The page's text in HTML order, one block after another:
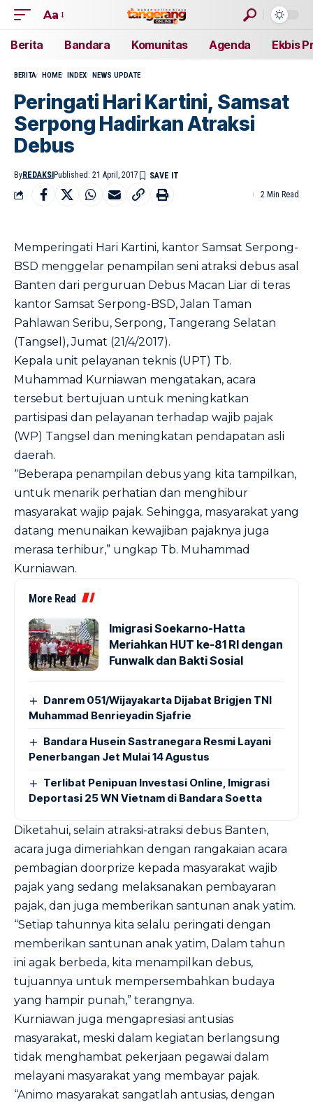
Aa
Berita Bandara Komunitas Agenda Ekbis
BERITA HOME INDEX NEWS UPDATE
Peringati Hari Kartini, Samsat
Serpong Hadirkan Atraksi
Debus
ByREDAKSI Published: 21 April, 2017
2 Min Read
Memperingati Hari Kartini, kantor Samsat Serpong-
BSD menggelar penampilan seni atraksi debus asal
Banten dari perguruan Debus Macan Liar di teras
kantor Samsat Serpong-BSD, Jalan Taman
Pahlawan Seribu, Serpong, Tangerang Selatan
(Tangsel), Jumat (21/4/2017).
Kepala unit pelayanan teknis (UPT) Tb.
Muhammad Kurniawan mengatakan, acara
tersebut bertujuan untuk meningkatkan
partisipasi dan pelayanan terhadap wajib pajak
(WP) Tangsel dan meningkatan pendapatan asli
daerah.
“Beberapa penampilan debus yang kita tampilkan,
untuk menarik perhatian dan menghibur
masyarakat wajip pajak. Sehingga, masyarakat yang
datang menunaikan kewajiban pajaknya juga
merasa terhibur,” ungkap Tb. Muhammad
Kurniawan.
More Read
Imigrasi Soekarno-Hatta
Meriahkan HUT ke-81 RI dengan
Funwalk dan Bakti Sosial
Danrem 051/Wijayakarta Dijabat Brigjen TNI
Muhammad Benrieyadin Sjafrie
Bandara Husein Sastranegara Resmi Layani
Penerbangan Jet Mulai 14 Agustus
Terlibat Penipuan Investasi Online, Imigrasi
Deportasi 25 WN Vietnam di Bandara Soetta
Diketahui, selain atraksi-atraksi debus Banten,
acara juga dimeriahkan dengan rangakaian acara
pembagian doorprize kepada masyarakat wajib
pajak yang sedang melaksanakan pembayaran
pajak, dan juga memberikan santunan anak yatim.
“Setiap tahunnya kita selalu peringati dengan
memberikan santunan anak yatim, Dalam tahun
ini agak berbeda, kita menampilkan debus,
tujuannya untuk mempersembahkan budaya
yang hampir punah,” terangnya.
Kurniawan juga mengapresiasi antusias
masyarakat, meski dalam kegiatan berlangsung
tidak menghambat pekerjaan pegawai dalam
melayani masyarakat yang membayar pajak.
“Animo masyarakat sangatlah antusias, dengan